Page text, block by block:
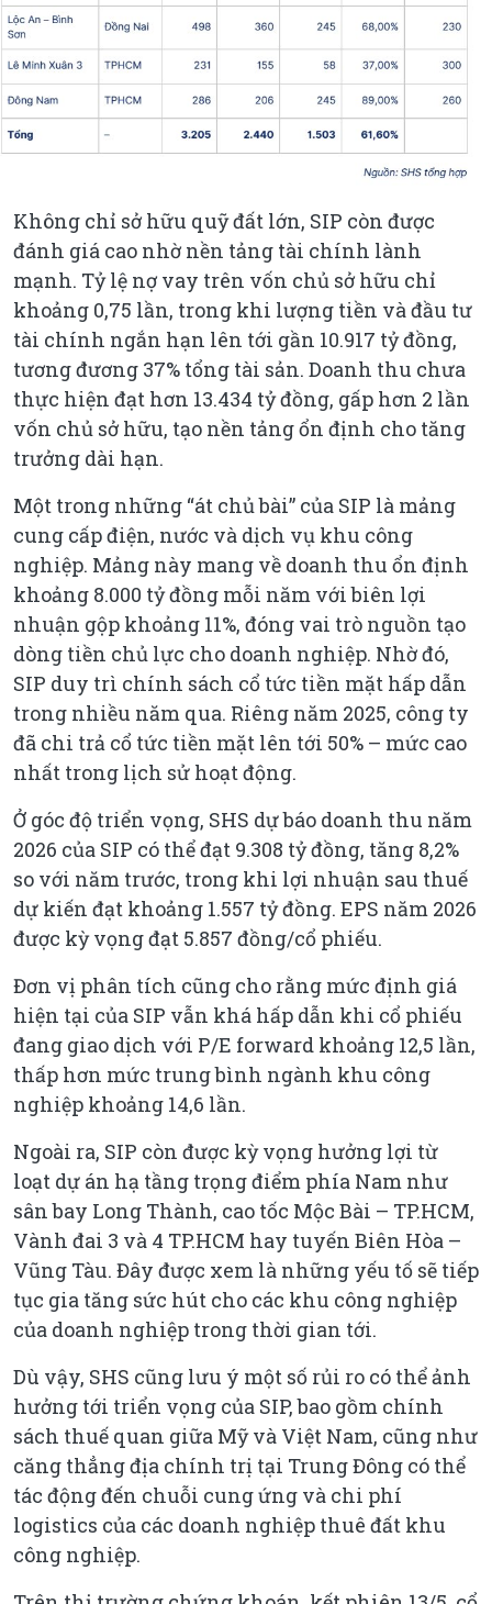
Không chỉ sở hữu quỹ đất lớn, SIP còn được
đánh giá cao nhờ nền tảng tài chính lành
mạnh. Tỷ lệ nợ vay trên vốn chủ sở hữu chỉ
khoảng 0,75 lần, trong khi lượng tiền và đầu tư
tài chính ngắn hạn lên tới gần 10.917 tỷ đồng,
tương đương 37% tổng tài sản. Doanh thu chưa
thực hiện đạt hơn 13.434 tỷ đồng, gấp hơn 2 lần
vốn chủ sở hữu, tạo nền tảng ổn định cho tăng
trưởng dài hạn.
Một trong những “át chủ bài” của SIP là mảng
cung cấp điện, nước và dịch vụ khu công
nghiệp. Mảng này mang về doanh thu ổn định
khoảng 8.000 tỷ đồng mỗi năm với biên lợi
nhuận gộp khoảng 11%, đóng vai trò nguồn tạo
dòng tiền chủ lực cho doanh nghiệp. Nhờ đó,
SIP duy trì chính sách cổ tức tiền mặt hấp dẫn
trong nhiều năm qua. Riêng năm 2025, công ty
đã chi trả cổ tức tiền mặt lên tới 50% – mức cao
nhất trong lịch sử hoạt động.
Ở góc độ triển vọng, SHS dự báo doanh thu năm
2026 của SIP có thể đạt 9.308 tỷ đồng, tăng 8,2%
so với năm trước, trong khi lợi nhuận sau thuế
dự kiến đạt khoảng 1.557 tỷ đồng. EPS năm 2026
được kỳ vọng đạt 5.857 đồng/cổ phiếu.
Đơn vị phân tích cũng cho rằng mức định giá
hiện tại của SIP vẫn khá hấp dẫn khi cổ phiếu
đang giao dịch với P/E forward khoảng 12,5 lần,
thấp hơn mức trung bình ngành khu công
nghiệp khoảng 14,6 lần.
Ngoài ra, SIP còn được kỳ vọng hưởng lợi từ
loạt dự án hạ tầng trọng điểm phía Nam như
sân bay Long Thành, cao tốc Mộc Bài – TP.HCM,
Vành đai 3 và 4 TP.HCM hay tuyến Biên Hòa –
Vũng Tàu. Đây được xem là những yếu tố sẽ tiếp
tục gia tăng sức hút cho các khu công nghiệp
của doanh nghiệp trong thời gian tới.
Dù vậy, SHS cũng lưu ý một số rủi ro có thể ảnh
hưởng tới triển vọng của SIP, bao gồm chính
sách thuế quan giữa Mỹ và Việt Nam, cũng như
căng thẳng địa chính trị tại Trung Đông có thể
tác động đến chuỗi cung ứng và chi phí
logistics của các doanh nghiệp thuê đất khu
công nghiệp.